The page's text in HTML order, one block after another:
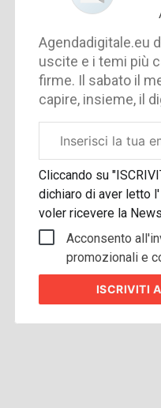
Agendadigitale.eu
uscite e i temi più
firme. Il sabato il
capire, insieme, il
aziendale
Cliccando su
dichiaro di aver letto l'
voler ricevere la
Acconsento
promozionali e
ISCRIVITI